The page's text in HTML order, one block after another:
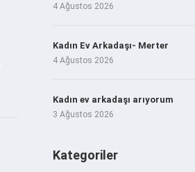
4 Ağustos 2026
Kadın Ev Arkadaşı- Merter
4 Ağustos 2026
Kadın ev arkadaşı arıyorum
3 Ağustos 2026
Kategoriler